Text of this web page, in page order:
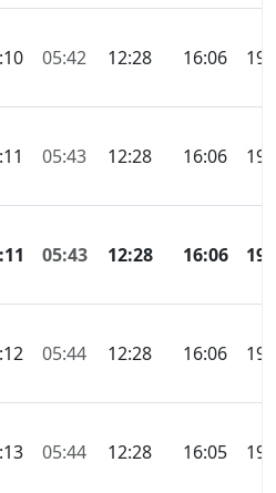
05:42 12:28 16:06
05:43 12:28 16:06
05:43 12:28 16:06
05:44 12:28 16:06
05:44 12:28 16:05